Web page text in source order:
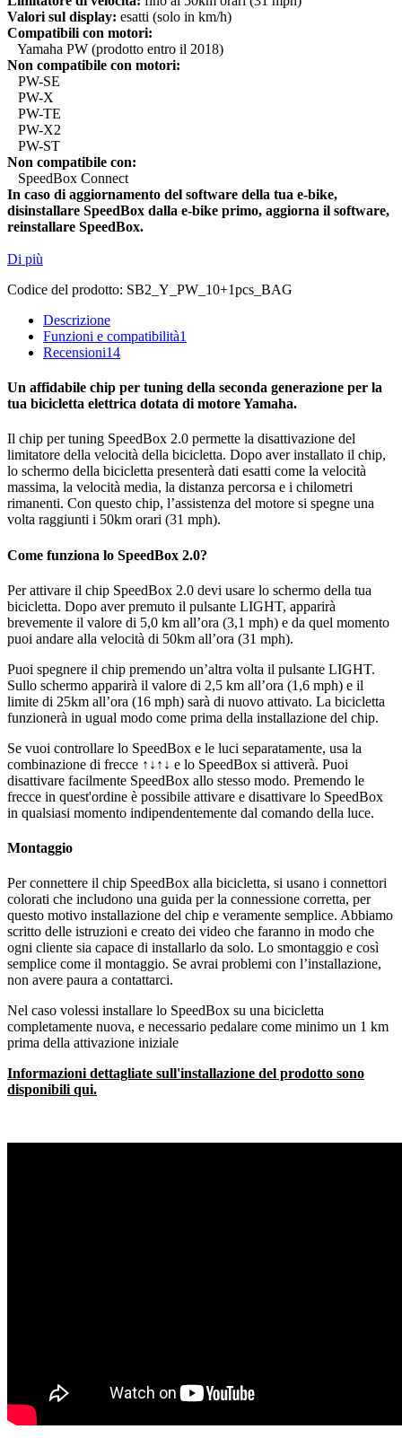
Valori sul display: esatti (solo in km/h)
Compatibili con motori:
Yamaha PW (prodotto entro il 2018)
Non compatibile con motori:
PW-SE
PW-X
PW-TE
PW-X2
PW-ST
Non compatibile con:
SpeedBox Connect
In caso di aggiornamento del software della tua e-bike,
disinstallare SpeedBox dalla e-bike primo, aggiorna il software,
reinstallare SpeedBox.
Di più
Codice del prodotto: SB2_Y_PW_10+1pcs_BAG
Descrizione
Funzioni e compatibilità1
Recensioni14
Un affidabile chip per tuning della seconda generazione per la
tua bicicletta elettrica dotata di motore Yamaha.
Il chip per tuning SpeedBox 2.0 permette la disattivazione del
limitatore della velocità della bicicletta. Dopo aver installato il chip,
lo schermo della bicicletta presenterà dati esatti come la velocità
massima, la velocità media, la distanza percorsa e i chilometri
rimanenti. Con questo chip, l’assistenza del motore si spegne una
volta raggiunti i 50km orari (31 mph).
Come funziona lo SpeedBox 2.0?
Per attivare il chip SpeedBox 2.0 devi usare lo schermo della tua
bicicletta. Dopo aver premuto il pulsante LIGHT, apparirà
brevemente il valore di 5,0 km all’ora (3,1 mph) e da quel momento
puoi andare alla velocità di 50km all’ora (31 mph).
Puoi spegnere il chip premendo un’altra volta il pulsante LIGHT.
Sullo schermo apparirà il valore di 2,5 km all’ora (1,6 mph) e il
limite di 25km all’ora (16 mph) sarà di nuovo attivato. La bicicletta
funzionerà in ugual modo come prima della installazione del chip.
Se vuoi controllare lo SpeedBox e le luci separatamente, usa la
combinazione di frecce ↑↓↑↓ e lo SpeedBox si attiverà. Puoi
disattivare facilmente SpeedBox allo stesso modo. Premendo le
frecce in quest'ordine è possibile attivare e disattivare lo SpeedBox
in qualsiasi momento indipendentemente dal comando della luce.
Montaggio
Per connettere il chip SpeedBox alla bicicletta, si usano i connettori
colorati che includono una guida per la connessione corretta, per
questo motivo installazione del chip e veramente semplice. Abbiamo
scritto delle istruzioni e creato dei video che faranno in modo che
ogni cliente sia capace di installarlo da solo. Lo smontaggio e così
semplice come il montaggio. Se avrai problemi con l’installazione,
non avere paura a contattarci.
Nel caso volessi installare lo SpeedBox su una bicicletta
completamente nuova, e necessario pedalare come minimo un 1 km
prima della attivazione iniziale
Informazioni dettagliate sull'installazione del prodotto sono
disponibili qui.